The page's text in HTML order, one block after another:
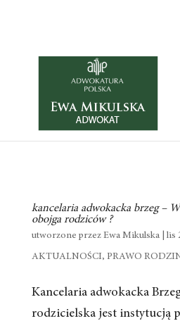
kancelaria adwokacka brzeg –
obojga rodziców ?
utworzone przez Ewa Mikulska| lis
AKTUALNOŚCI, PRAWO
Kancelaria adwokacka
rodzicielska jest instytucją